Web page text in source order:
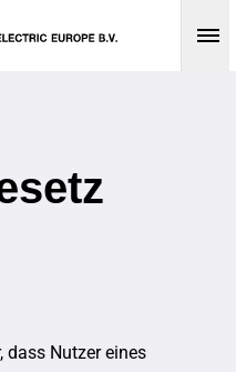
dass Nutzer eines